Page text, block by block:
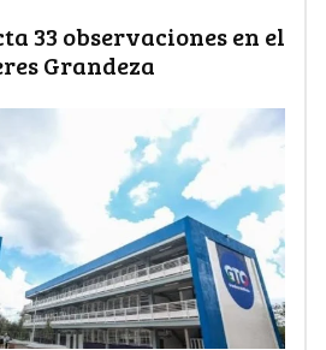
33 observaciones en el
Grandeza